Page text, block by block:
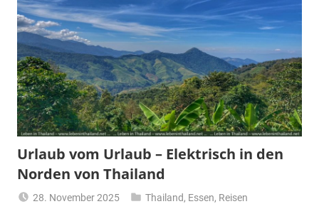
Urlaub vom Urlaub – Elektrisch in den
Norden von Thailand
28. November 2025
Thailand, Essen, Reisen